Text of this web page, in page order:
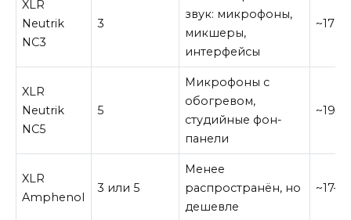
XLR
Neutrik
NC3
3
звук: микрофоны,
микшеры,
интерфейсы
~17
XLR
Neutrik
NC5
5
Микрофоны с
обогревом,
студийные фон-
панели
~19
XLR
Amphenol
3 или 5
Менее
распространён, но
дешевле